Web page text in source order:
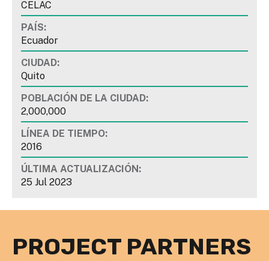
CELAC
PAÍS:
Ecuador
CIUDAD:
Quito
POBLACIÓN DE LA CIUDAD:
2,000,000
LÍNEA DE TIEMPO:
2016
ÚLTIMA ACTUALIZACIÓN:
25 Jul 2023
PROJECT PARTNERS